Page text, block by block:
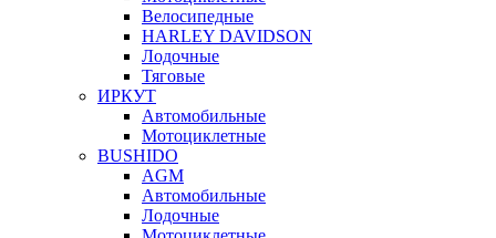
Велосипедные
HARLEY DAVIDSON
Лодочные
Тяговые
ИРКУТ
Автомобильные
Мотоциклетные
BUSHIDO
AGM
Автомобильные
Лодочные